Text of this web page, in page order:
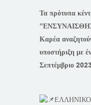
Τα πρότυπα
Καρέα
υποστήριξη με
Σεπτέμβριο